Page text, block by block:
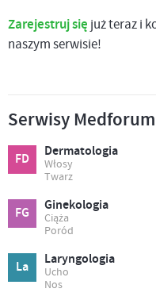
Zarejestruj się już teraz i
naszym serwisie!
Serwisy Medforum
FD Dermatologia
Włosy
Twarz
FG Ginekologia
Ciąża
Poród
La Laryngologia
Ucho
Nos